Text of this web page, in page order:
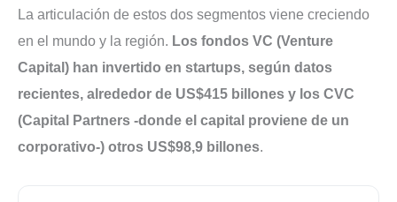
La articulación de estos dos segmentos viene creciendo
en el mundo y la región. Los fondos VC (Venture
Capital) han invertido en startups, según datos
recientes, alrededor de US$415 billones y los CVC
(Capital Partners -donde el capital proviene de un
corporativo-) otros US$98,9 billones.